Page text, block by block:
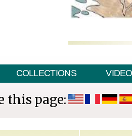
COLLECTIONS VIDEO
this page: